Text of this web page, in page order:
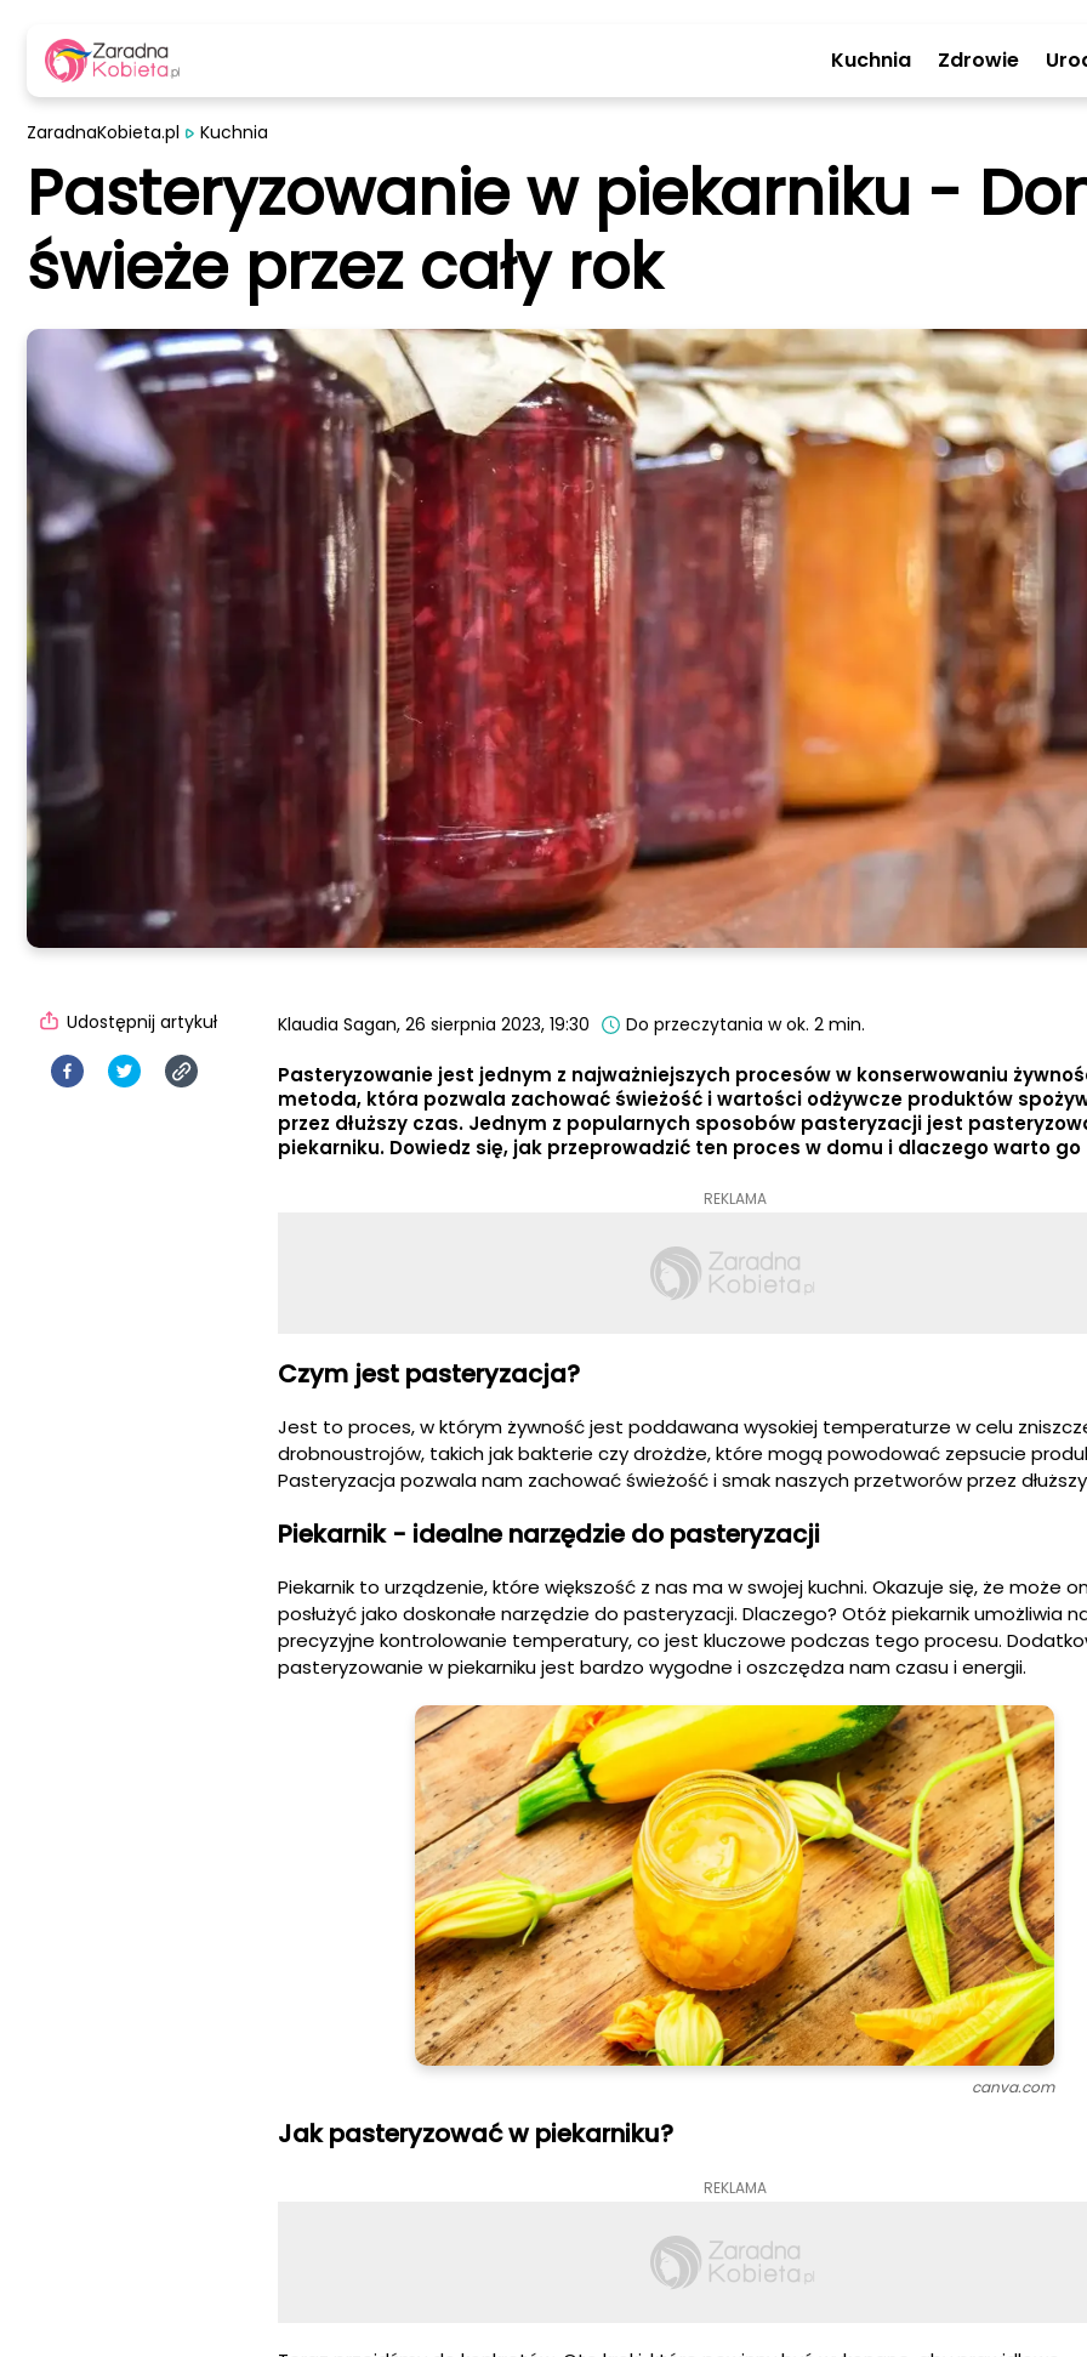
Kuchnia Zdrowie
ZaradnaKobieta.pl Kuchnia
Pasteryzowanie w piekarniku -
świeże przez cały rok
Klaudia Sagan, 26 sierpnia 2023, 19:30 Do przeczytania w ok. 2 min.
Pasteryzowanie jest jednym z najważniejszych procesów w konserwowaniu
metoda, która pozwala zachować świeżość i wartości odżywcze produktów
przez dłuższy czas. Jednym z popularnych sposobów pasteryzacji jest
piekarniku. Dowiedz się, jak przeprowadzić ten proces w domu i dlaczego warto
REKLAMA
Czym jest pasteryzacja?
Jest to proces, w którym żywność jest poddawana wysokiej temperaturze w celu
drobnoustrojów, takich jak bakterie czy drożdże, które mogą powodować zepsucie
Pasteryzacja pozwala nam zachować świeżość i smak naszych przetworów przez
Piekarnik - idealne narzędzie do pasteryzacji
Piekarnik to urządzenie, które większość z nas ma w swojej kuchni. Okazuje się, że może
posłużyć jako doskonałe narzędzie do pasteryzacji. Dlaczego? Otóż piekarnik umożliwia
precyzyjne kontrolowanie temperatury, co jest kluczowe podczas tego procesu.
pasteryzowanie w piekarniku jest bardzo wygodne i oszczędza nam czasu i energii.
canva.com
Jak pasteryzować w piekarniku?
REKLAMA
Udostępnij artykuł